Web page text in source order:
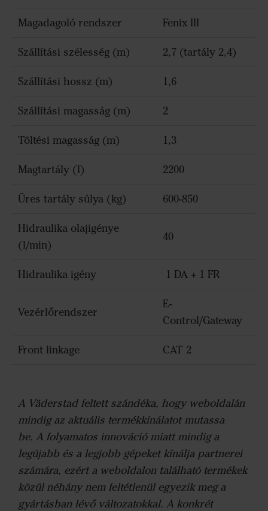
Magadagoló rendszer Fenix III
Szállítási szélesség (m) 2,7 (tartály 2,4)
Szállítási hossz (m) 1,6
Szállítási magasság (m) 2
Töltési magasság (m) 1,3
Magtartály (l) 2200
Üres tartály súlya (kg) 600-850
Hidraulika olajigénye
(l/min)
40
Hidraulika igény 1 DA + 1 FR
Vezérlőrendszer
E-
Control/Gateway
Front linkage CAT 2
A Väderstad feltett szándéka, hogy weboldalán
mindig az aktuális termékkínálatot mutassa
be. A folyamatos innováció miatt mindig a
legújabb és a legjobb gépeket kínálja partnerei
számára, ezért a weboldalon található termékek
közül néhány nem feltétlenül egyezik meg a
gyártásban lévő változatokkal. A konkrét